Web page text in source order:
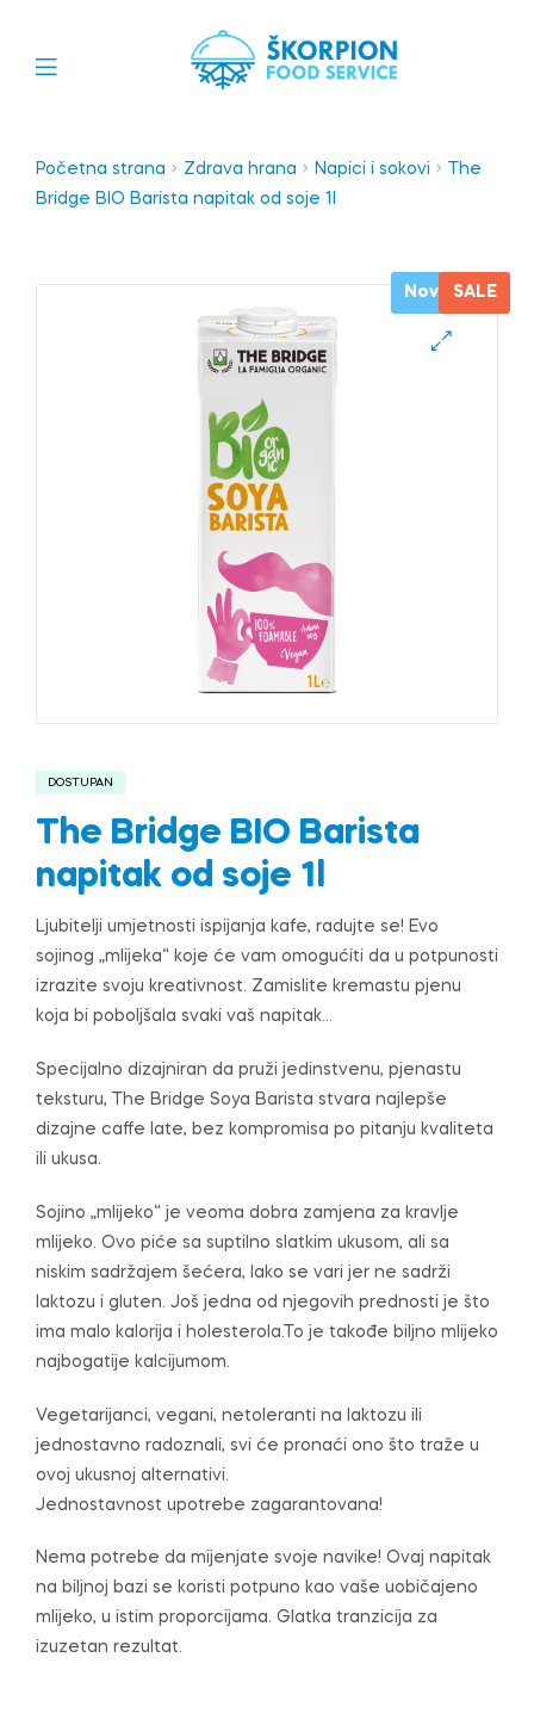
Početna strana Zdrava hrana Napici i sokovi
The
Bridge BIO Barista napitak od soje 1l
Novo SALE
DOSTUPAN
The Bridge BIO Barista
napitak od soje 1l
Ljubitelji umjetnosti ispijanja kafe, radujte se! Evo
sojinog „mlijeka“ koje će vam omogućiti da u potpunosti
izrazite svoju kreativnost. Zamislite kremastu pjenu
koja bi poboljšala svaki vaš napitak…
Specijalno dizajniran da pruži jedinstvenu, pjenastu
teksturu, The Bridge Soya Barista stvara najlepše
dizajne caffe late, bez kompromisa po pitanju kvaliteta
ili ukusa.
Sojino „mlijeko“ je veoma dobra zamjena za kravlje
mlijeko. Ovo piće sa suptilno slatkim ukusom, ali sa
niskim sadržajem šećera, lako se vari jer ne sadrži
laktozu i gluten. Još jedna od njegovih prednosti je što
ima malo kalorija i holesterola.To je takođe biljno mlijeko
najbogatije kalcijumom.
Vegetarijanci, vegani, netoleranti na laktozu ili
jednostavno radoznali, svi će pronaći ono što traže u
ovoj ukusnoj alternativi.
Jednostavnost upotrebe zagarantovana!
Nema potrebe da mijenjate svoje navike! Ovaj napitak
na biljnoj bazi se koristi potpuno kao vaše uobičajeno
mlijeko, u istim proporcijama. Glatka tranzicija za
izuzetan rezultat.